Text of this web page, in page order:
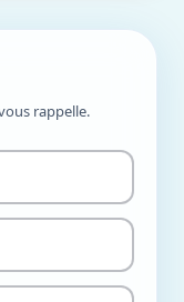
rappelle.